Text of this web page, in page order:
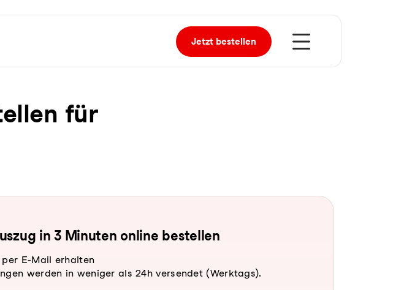
Jetzt bestellen
für
in 3 Minuten online bestellen
E-Mail erhalten
werden in weniger als 24h versendet (Werktags).